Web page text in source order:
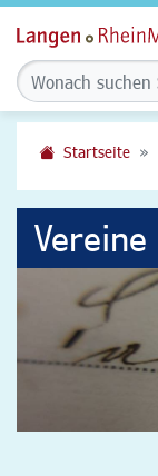
Startseite
Vereine